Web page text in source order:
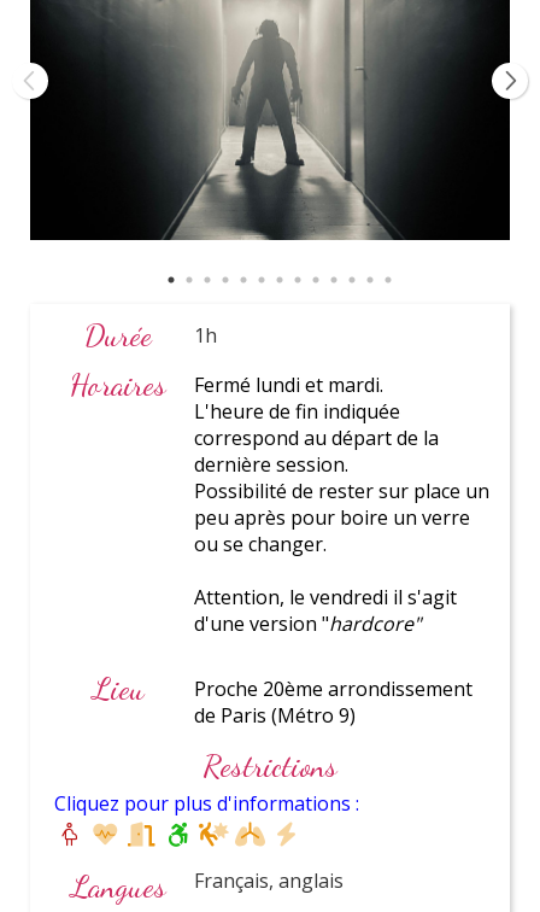
Coordinatrice
personnelle
Prix
canons
incontournables
Découvrez nos dernières activités
Durée 1h
Horaires
Fermé lundi et mardi.
L'heure de fin indiquée
correspond au départ de la
dernière session.
Possibilité de rester sur place un
peu après pour boire un verre
ou se changer.
Attention, le vendredi il s'agit
d'une version "hardcore"
Lieu
Proche 20ème arrondissement
de Paris (Métro 9)
Restrictions
Cliquez pour plus d'informations :
Langues Français, anglais